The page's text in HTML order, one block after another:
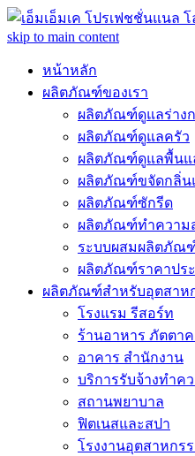
skip to main content
หน้าหลัก
ผลิตภัณฑ์ของเรา
ผลิตภัณฑ์ดูแลร่าง
ผลิตภัณฑ์ดูแลครัว
ผลิตภัณฑ์ดูแลพื้นแ
ผลิตภัณฑ์ขจัดกลิ่น
ผลิตภัณฑ์ซักรีด
ผลิตภัณฑ์ทำความ
ระบบผสมผลิตภัณ
ผลิตภัณฑ์ราคาปร
ผลิตภัณฑ์สำหรับอุตสาห
โรงแรม รีสอร์ท
ร้านอาหาร ภัตตาค
อาคาร สำนักงาน
บริการรับจ้างทำค
สถานพยาบาล
ฟิตเนสและสปา
โรงงานอุตสาหกร